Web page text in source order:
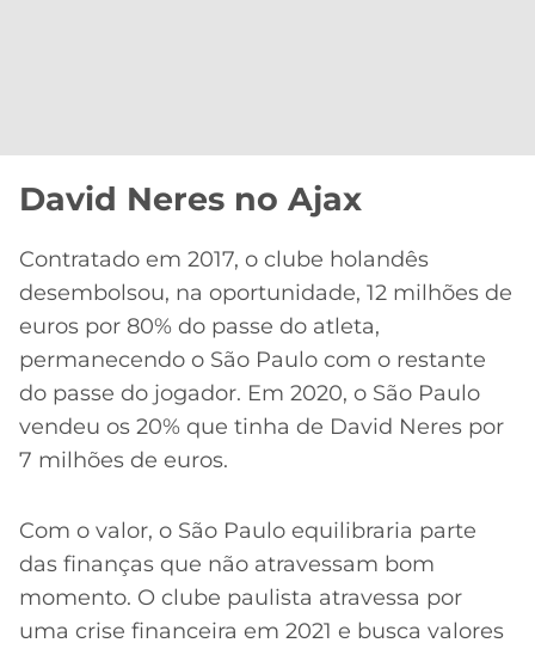
David Neres no Ajax
Contratado em 2017, o clube holandês
desembolsou, na oportunidade, 12 milhões de
euros por 80% do passe do atleta,
permanecendo o São Paulo com o restante
do passe do jogador. Em 2020, o São Paulo
vendeu os 20% que tinha de David Neres por
7 milhões de euros.
Com o valor, o São Paulo equilibraria parte
das finanças que não atravessam bom
momento. O clube paulista atravessa por
uma crise financeira em 2021 e busca valores